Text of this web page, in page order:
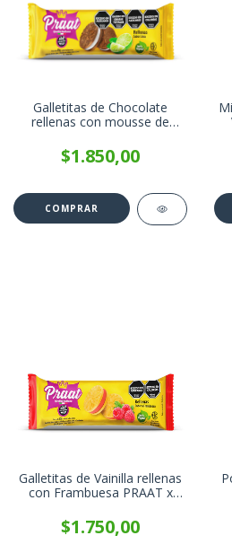
Galletitas de Chocolate
rellenas con mousse de
$1.850,00
Galletitas de Vainilla rellenas
con Frambuesa PRAAT x
$1.750,00